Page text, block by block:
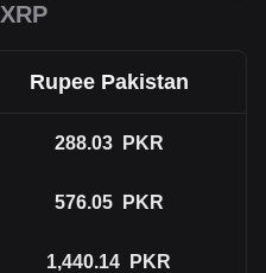
XRP
Rupee Pakistan
288.03 PKR
576.05 PKR
1,440.14 PKR